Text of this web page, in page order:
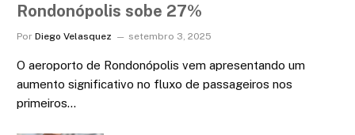
Rondonópolis sobe 27%
Por Diego Velasquez setembro 3, 2025
O aeroporto de Rondonópolis vem apresentando um
aumento significativo no fluxo de passageiros nos
primeiros…